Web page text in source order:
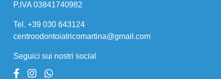
P.IVA 03841740982
Tel. +39 030 643124
centroodontoiatricomartina@gmail.com
Seguici sui nostri social